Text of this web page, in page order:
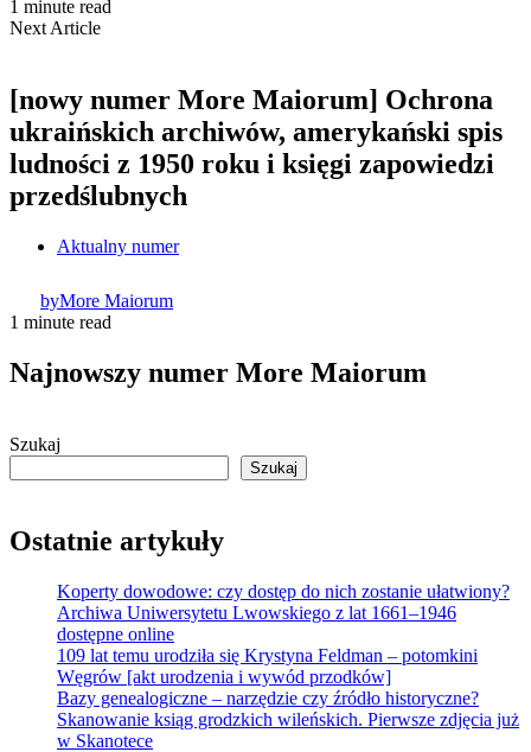
1 minute read
Next Article
[nowy numer More Maiorum] Ochrona
ukraińskich archiwów, amerykański spis
ludności z 1950 roku i księgi zapowiedzi
przedślubnych
Aktualny numer
byMore Maiorum
1 minute read
Najnowszy numer More Maiorum
Szukaj
Szukaj
Ostatnie artykuły
Koperty dowodowe: czy dostęp do nich zostanie ułatwiony?
Archiwa Uniwersytetu Lwowskiego z lat 1661–1946
dostępne online
109 lat temu urodziła się Krystyna Feldman – potomkini
Węgrów [akt urodzenia i wywód przodków]
Bazy genealogiczne – narzędzie czy źródło historyczne?
Skanowanie ksiąg grodzkich wileńskich. Pierwsze zdjęcia już
w Skanotece